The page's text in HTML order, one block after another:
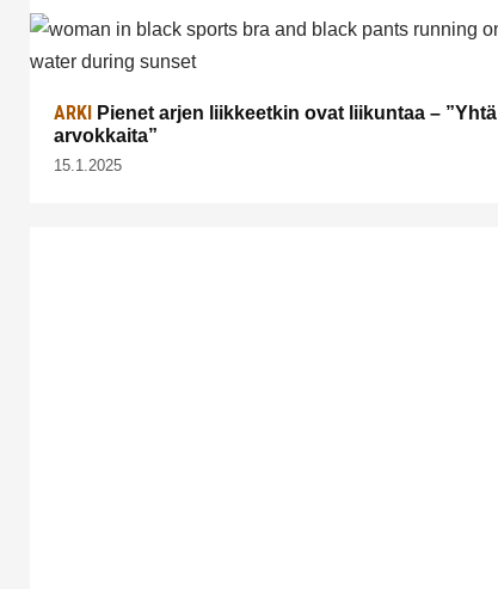
ARKI Pienet arjen liikkeetkin ovat liikuntaa – ”Yhtä
arvokkaita”
15.1.2025